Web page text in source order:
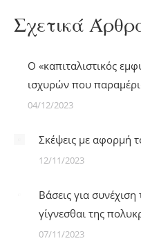
Σχετικά
O «καπιταλιστικός
ισχυρών που
04/12/2023
Σκέψεις με αφορμή
12/11/2023
Bάσεις για
γίγνεσθαι της
07/11/2023